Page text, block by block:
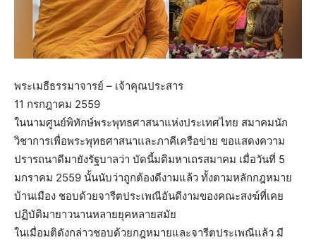
พระเมธีธรรมาจารย์ – เจ้าคุณประสาร
11 กรกฎาคม 2559
ในนามศูนย์พิทักษ์พระพุทธศาสนาแห่งประเทศไทย สมาคมนัก
วิชาการเพื่อพระพุทธศาสนาและภาคีเครือข่าย ขอแสดงความ
ปรารถนาดีมายังรัฐบาลว่า บัดนี้มติมหาเถรสมาคม เมื่อวันที่ 5
มกราคม 2559 นั้นนับว่าถูกต้องดีงามแล้ว ทั้งตามหลักกฎหมาย
บ้านเมือง ชอบด้วยจารีตประเพณีอันดีงามของคณะสงฆ์ที่เคย
ปฏิบัติมายาวนานหลายยุคหลายสมัย
ในเมื่อมติดังกล่าวชอบด้วยกฎหมายและจารีตประเพณีแล้ว มี